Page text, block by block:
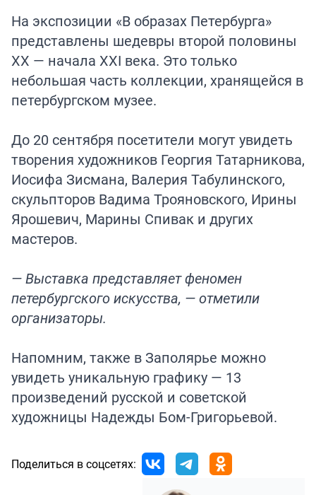
На экспозиции «В образах Петербурга»
представлены шедевры второй половины
ХХ — начала XXI века. Это только
небольшая часть коллекции, хранящейся в
петербургском музее.
До 20 сентября посетители могут увидеть
творения художников Георгия Татарникова,
Иосифа Зисмана, Валерия Табулинского,
скульпторов Вадима Трояновского, Ирины
Ярошевич, Марины Спивак и других
мастеров.
— Выставка представляет феномен
петербургского искусства, — отметили
организаторы.
Напомним, также в Заполярье можно
увидеть уникальную графику — 13
произведений русской и советской
художницы Надежды Бом-Григорьевой.
Поделиться в соцсетях: